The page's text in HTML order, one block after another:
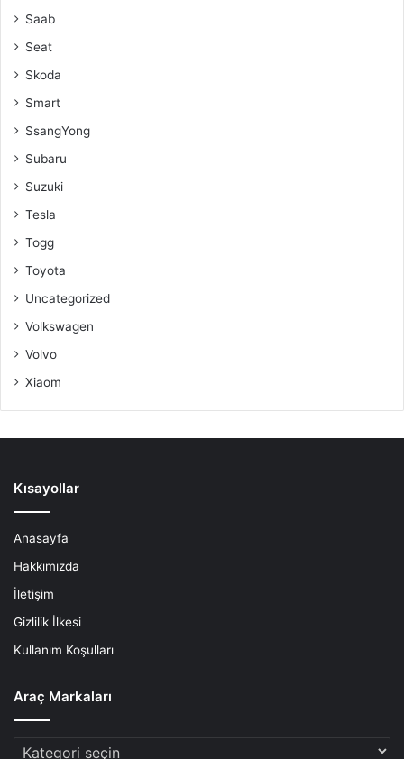
Saab
Seat
Skoda
Smart
SsangYong
Subaru
Suzuki
Tesla
Togg
Toyota
Uncategorized
Volkswagen
Volvo
Xiaom
Kısayollar
Anasayfa
Hakkımızda
İletişim
Gizlilik İlkesi
Kullanım Koşulları
Araç Markaları
Araç